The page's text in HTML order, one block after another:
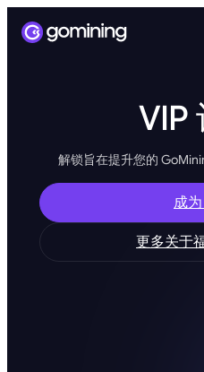
VIP
解锁旨在提升您的
成
更多关于